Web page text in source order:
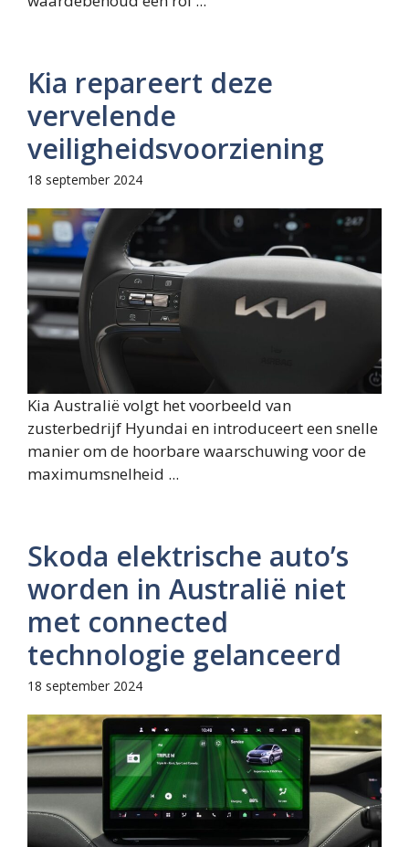
Kia repareert deze
vervelende
veiligheidsvoorziening
18 september 2024
Kia Australië volgt het voorbeeld van
zusterbedrijf Hyundai en introduceert een snelle
manier om de hoorbare waarschuwing voor de
maximumsnelheid ...
Skoda elektrische auto’s
worden in Australië niet
met connected
technologie gelanceerd
18 september 2024